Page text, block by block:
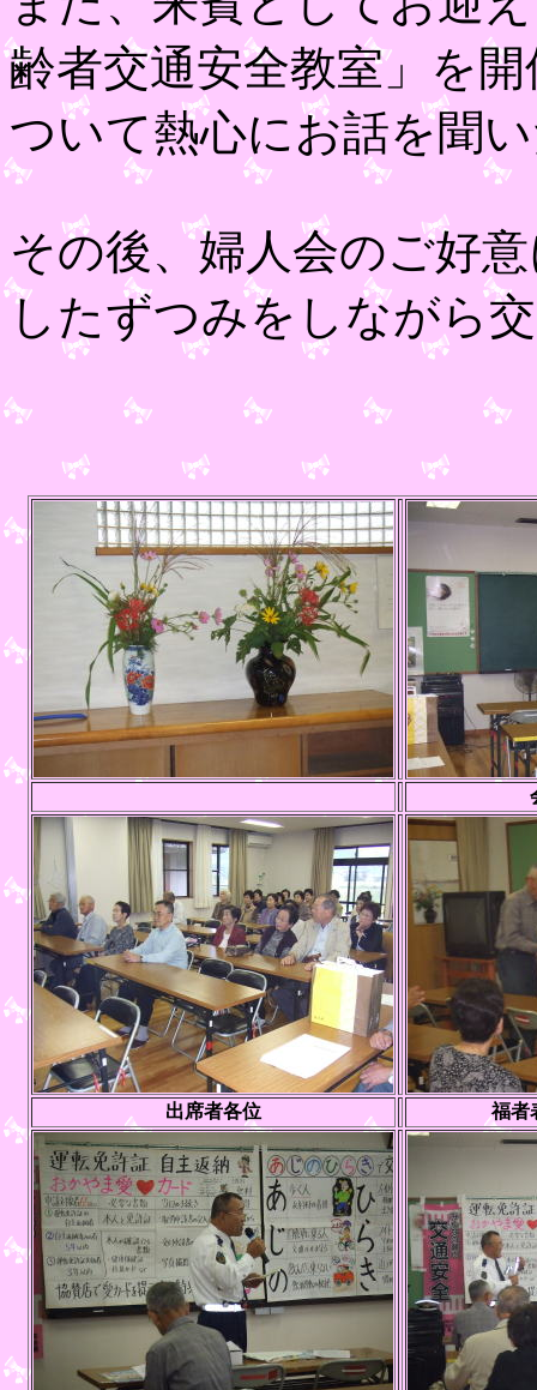
齢者交通安全教室」を
ついて熱心にお話を聞
その後、婦人会のご好
したずつみをしながら
出席者各位 福者